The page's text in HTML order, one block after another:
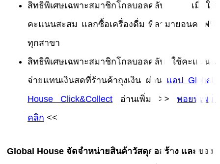
สิทธิพิเศษเฉพาะสมาชิกโกลบอลคลับ เมื่อใช้
คะแนนสะสม แลกซื้อเครื่องดื่ม ที่ลามายอนคอฟฟี่
ทุกสาขา
สิทธิพิเศษเฉพาะสมาชิกโกลบอลคลับ ใช้คะแนนน
จ่ายแทนเงินสดที่ร้านค้าถุงเงิน ผ่าน แอป Global
House Click&Collect อ่านเพิ่ม >> พอยท์เพย์
คลิก <<
Global House จัดจำหน่ายสินค้าวัสดุก่อสร้าง และของ